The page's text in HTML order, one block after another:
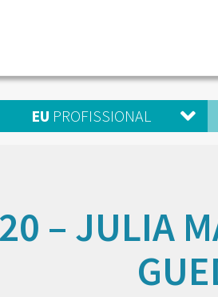
EU PROFISSIONAL
– JULIA